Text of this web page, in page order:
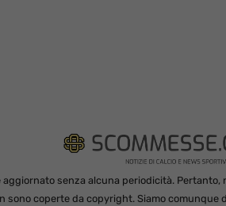
senza alcuna periodicità.
sono coperte da copyright. Siamo